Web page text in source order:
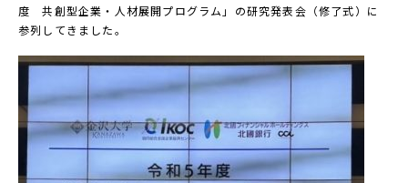
度 共創型企業・人材展開プログラム」の研究発表会（修了式）に
参列してきました。